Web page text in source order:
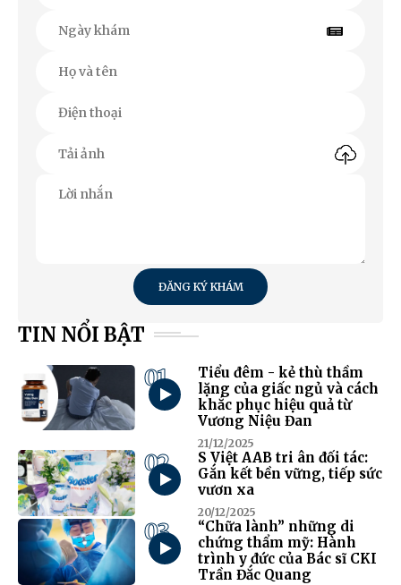
ĐĂNG KÝ KHÁM
TIN NỔI BẬT
01
Tiểu đêm - kẻ thù thầm
lặng của giấc ngủ và cách
khắc phục hiệu quả từ
Vương Niệu Đan
21/12/2025
02
S Việt AAB tri ân đối tác:
Gắn kết bền vững, tiếp sức
vươn xa
20/12/2025
03
“Chữa lành” những di
chứng thẩm mỹ: Hành
trình y đức của Bác sĩ CKI
Trần Đắc Quang